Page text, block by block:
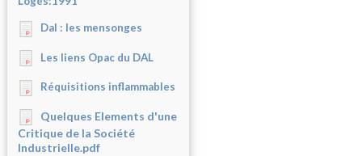
Dal : les mensonges
Les liens Opac du DAL
Réquisitions inflammables
Quelques Elements d'une
Critique de la Société
Industrielle.pdf